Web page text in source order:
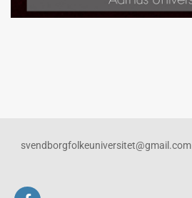
svendborgfolkeuniversitet@gmail.com